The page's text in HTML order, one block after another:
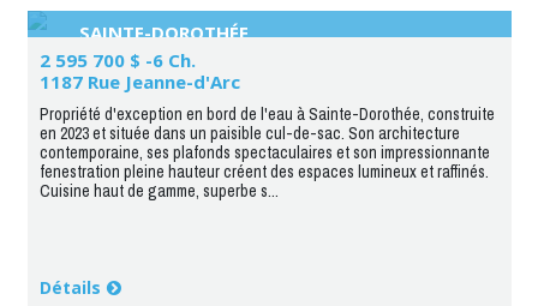
SAINTE-DOROTHÉE
2 595 700 $ -6 Ch.
1187 Rue Jeanne-d'Arc
Propriété d'exception en bord de l'eau à Sainte-Dorothée, construite
en 2023 et située dans un paisible cul-de-sac. Son architecture
contemporaine, ses plafonds spectaculaires et son impressionnante
fenestration pleine hauteur créent des espaces lumineux et raffinés.
Cuisine haut de gamme, superbe s...
Détails